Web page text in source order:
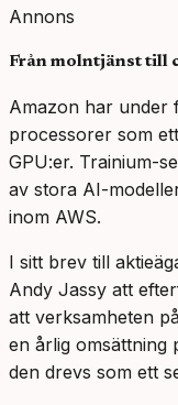
Annons
Från molntjänst till
Amazon har under
processorer som
GPU:er. Trainium-
av stora AI-
inom AWS.
I sitt brev till
Andy Jassy att
att verksamheten
en årlig omsättning
den drevs som ett